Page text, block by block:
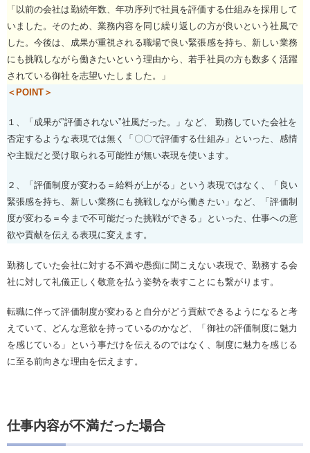
「以前の会社は勤続年数、年功序列で社員を評価する仕組みを採用して
いました。そのため、業務内容を同じ繰り返しの方が良いという社風で
した。今後は、成果が重視される職場で良い緊張感を持ち、新しい業務
にも挑戦しながら働きたいという理由から、若手社員の方も数多く活躍
されている御社を志望いたしました。」
＜POINT＞
１、「成果が”評価されない”社風だった。」など、 勤務していた会社を
否定するような表現では無く「〇〇で評価する仕組み」といった、感情
や主観だと受け取られる可能性が無い表現を使います。
２、「評価制度が変わる＝給料が上がる」という表現ではなく、「良い
緊張感を持ち、新しい業務にも挑戦しながら働きたい」など、「評価制
度が変わる＝今まで不可能だった挑戦ができる」といった、仕事への意
欲や貢献を伝える表現に変えます。
勤務していた会社に対する不満や愚痴に聞こえない表現で、勤務する会
社に対して礼儀正しく敬意を払う姿勢を表すことにも繋がります。
転職に伴って評価制度が変わると自分がどう貢献できるようになると考
えていて、どんな意欲を持っているのかなど、「御社の評価制度に魅力
を感じている」という事だけを伝えるのではなく、制度に魅力を感じる
に至る前向きな理由を伝えます。
仕事内容が不満だった場合